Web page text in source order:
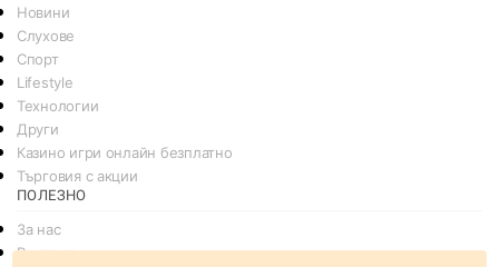
Новини
Слухове
Спорт
Lifestyle
Технологии
Други
Казино игри онлайн безплатно
Търговия с акции
ПОЛЕЗНО
За нас
Реклама